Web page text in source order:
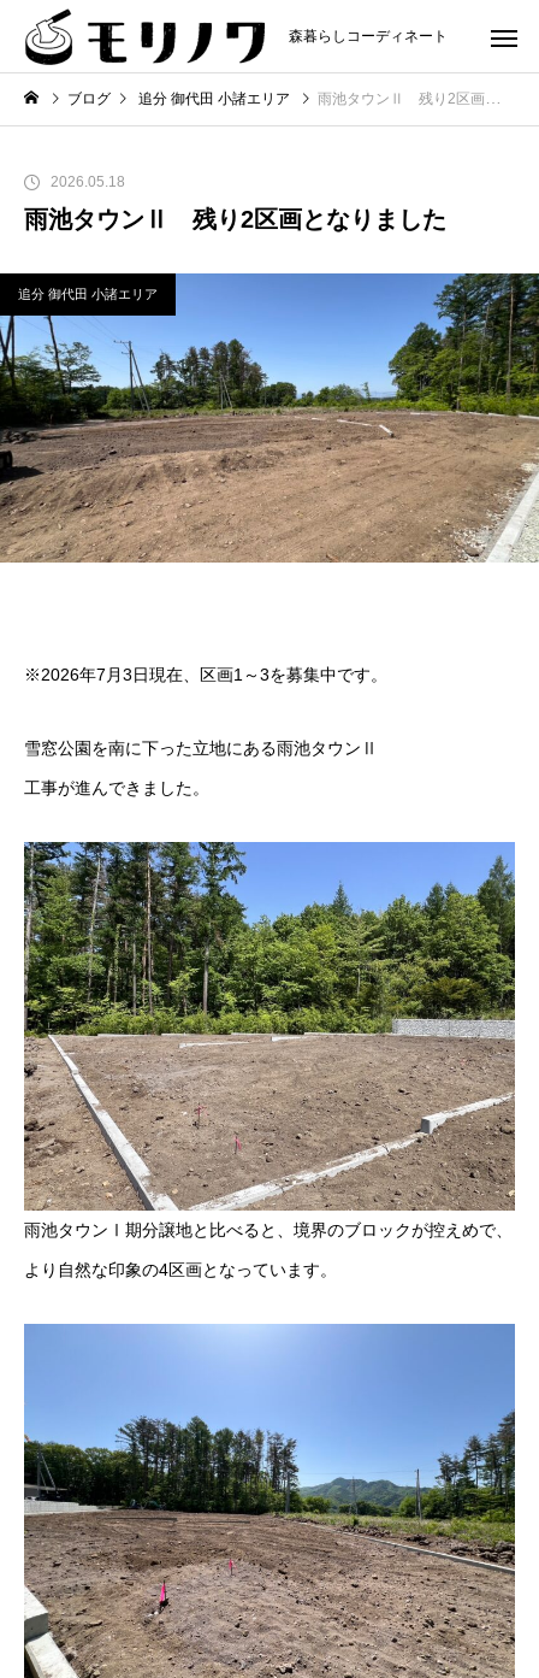
森暮らしコーディネート
ブログ 追分 御代田 小諸エリア 雨池タウンⅡ 残り2区画となりました
2026.05.18
雨池タウンⅡ 残り2区画となりました
追分 御代田 小諸エリア
※2026年7月3日現在、区画1～3を募集中です。
雪窓公園を南に下った立地にある雨池タウンⅡ
工事が進んできました。
雨池タウンⅠ期分譲地と比べると、境界のブロックが控えめで、
より自然な印象の4区画となっています。